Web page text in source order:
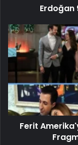
Erdoğan
Ferit